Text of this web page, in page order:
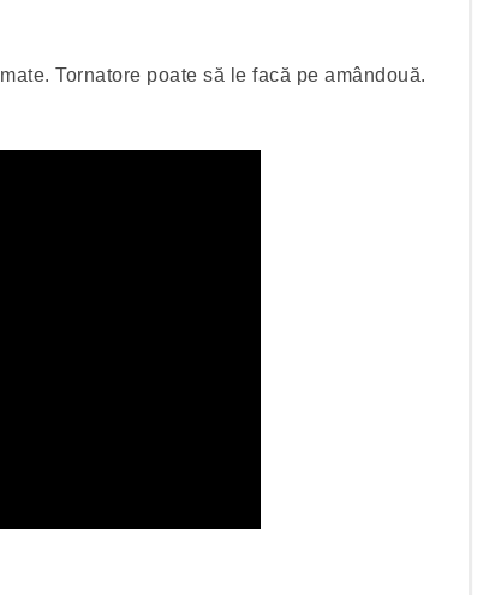
Tornatore poate să le facă pe amândouă.